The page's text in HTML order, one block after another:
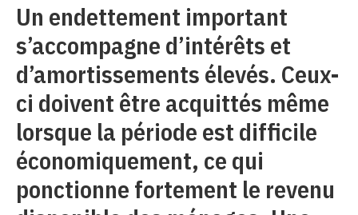
Un endettement important
s’accompagne d’intérêts et
d’amortissements élevés. Ceux-
ci doivent être acquittés même
lorsque la période est difficile
économiquement, ce qui
ponctionne fortement le revenu